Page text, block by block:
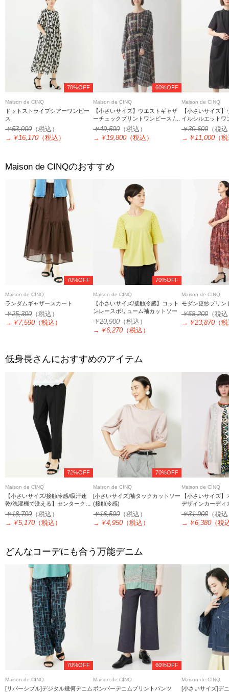
70%OFF
Maison de CINQ
ドットストライプシアーワンピー
ス
￥53,900 （税込）
→ ￥16,170 （税込）
60%OFF
Maison de CINQ
【小さいサイズ】ウエストギャザ
ーチェックプリントワンピース /洗
濯機で洗える
￥49,500（税込）
→ ￥19,800 （税込）
Maison de CINQ
【小さいサイズ
イルシルエットワ
￥39,600（税
→ ￥11,000（
Maison de CINQのおすすめ
70%OFF
Maison de CINQ
ランダムギャザースカート
￥25,300 （税込）
→ ￥7,590 （税込）
70%OFF
Maison de CINQ
【小さいサイズ/接触冷感】コット
ンレースボリューム袖カットソー
￥20,900（税込）
→ ￥6,270 （税込）
Maison de CINQ
モダン更紗プリン
￥68,200（税
→ ￥23,870（
低身長さんにおすすめのアイテム
72%OFF
Maison de CINQ
【小さいサイズ/接触冷感/吸汗速
乾/洗濯機で洗える】センタークリ
ースプルオンパンツ
￥18,700 （税込）
→ ￥5,170 （税込）
70%OFF
Maison de CINQ
[小さいサイズ]袖タックカットソー
(接触冷感)
￥16,500（税込）
→ ￥4,950 （税込）
Maison de CINQ
【小さいサイズ
デザインカーディ
￥31,900（税
→ ￥6,380（税
どんなコーデにも合う万能デニム
70%OFF
Maison de CINQ
[リバーシブル]デジタル幾何デニム
60%OFF
Maison de CINQ
ボンバーデニムプリントパンツ
Maison de CINQ
[小さいサイズ]デ